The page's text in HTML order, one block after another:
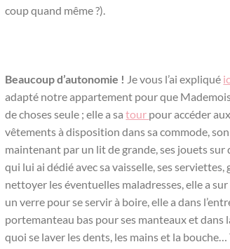
coup quand même ?).
Beaucoup d’autonomie ! Je vous l’ai expliqué
adapté notre appartement pour que
de choses seule ; elle a satour pour accéder
vêtements à disposition dans sa commode, son
maintenant par un lit de grande, ses jouets sur
qui lui ai dédié avec sa vaisselle, ses
nettoyer les éventuelles maladresses, elle a
un verre pour se servir à boire, elle a dans
portemanteau bas pour ses manteaux et dans
quoi se laver les dents, les mains et la